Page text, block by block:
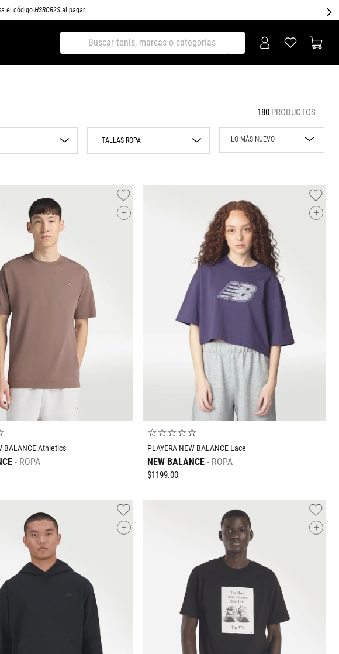
el código HSBCB2Sal pagar.
Buscar tenis, marcas o categorías
180 PRODUCTOS
BALANCE
TALLAS ROPA
CH
M
LO MÁS NUEVO
Rebajas
Precio mayor a
menor
Precio menor a
mayor
+
BALANCE Athletics
ROPA
+
Tallas Ropa
CH G
AGREGAR AL CARRITO
☆☆☆☆☆
PLAYERA NEW BALANCE Lace
NEW BALANCE ROPA
$1199.00
+ +